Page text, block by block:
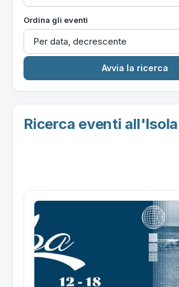
Ordina gli eventi
Ricerca eventi